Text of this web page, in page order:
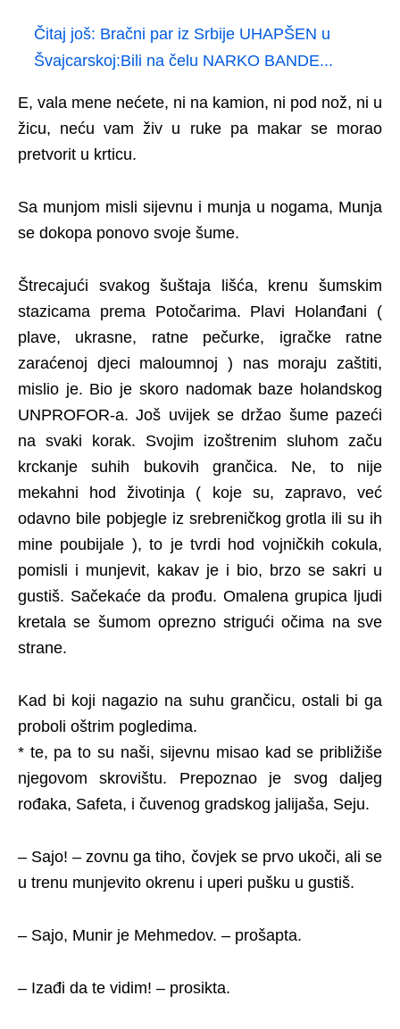
Čitaj još: Bračni par iz Srbije UHAPŠEN u
Švajcarskoj:Bili na čelu NARKO BANDE...
E, vala mene nećete, ni na kamion, ni pod nož, ni u
žicu, neću vam živ u ruke pa makar se morao
pretvorit u krticu.
Sa munjom misli sijevnu i munja u nogama, Munja
se dokopa ponovo svoje šume.
Štrecajući svakog šuštaja lišća, krenu šumskim
stazicama prema Potočarima. Plavi Holanđani (
plave, ukrasne, ratne pečurke, igračke ratne
zaraćenoj djeci maloumnoj ) nas moraju zaštiti,
mislio je. Bio je skoro nadomak baze holandskog
UNPROFOR-a. Još uvijek se držao šume pazeći
na svaki korak. Svojim izoštrenim sluhom začu
krckanje suhih bukovih grančica. Ne, to nije
mekahni hod životinja ( koje su, zapravo, već
odavno bile pobjegle iz srebreničkog grotla ili su ih
mine poubijale ), to je tvrdi hod vojničkih cokula,
pomisli i munjevit, kakav je i bio, brzo se sakri u
gustiš. Sačekaće da prođu. Omalena grupica ljudi
kretala se šumom oprezno strigući očima na sve
strane.
Kad bi koji nagazio na suhu grančicu, ostali bi ga
proboli oštrim pogledima.
* te, pa to su naši, sijevnu misao kad se približiše
njegovom skrovištu. Prepoznao je svog daljeg
rođaka, Safeta, i čuvenog gradskog jalijaša, Seju.
– Sajo! – zovnu ga tiho, čovjek se prvo ukoči, ali se
u trenu munjevito okrenu i uperi pušku u gustiš.
– Sajo, Munir je Mehmedov. – prošapta.
– Izađi da te vidim! – prosikta.